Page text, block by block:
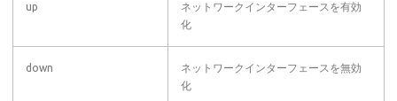
up
ネットワークインターフェースを有効
化
down
ネットワークインターフェースを無効
化